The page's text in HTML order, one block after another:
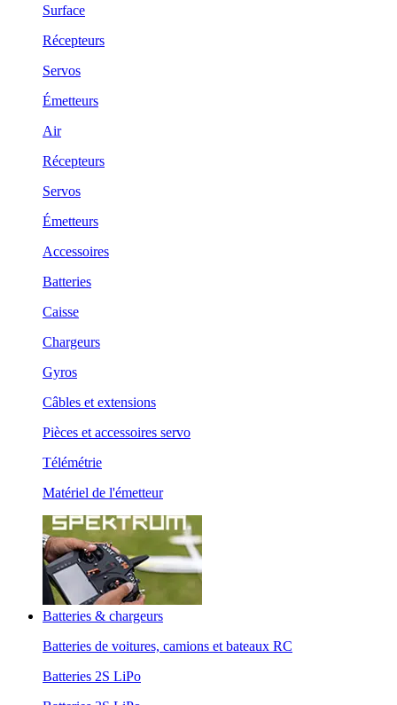
Surface
Récepteurs
Servos
Émetteurs
Air
Récepteurs
Servos
Émetteurs
Accessoires
Batteries
Caisse
Chargeurs
Gyros
Câbles et extensions
Pièces et accessoires servo
Télémétrie
Matériel de l'émetteur
Batteries & chargeurs
Batteries de voitures, camions et bateaux RC
Batteries 2S LiPo